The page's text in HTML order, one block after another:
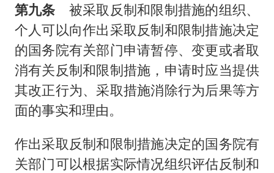
第九条 被采取反制和限制措施的组织、
个人可以向作出采取反制和限制措施决定
的国务院有关部门申请暂停、变更或者取
消有关反制和限制措施，申请时应当提供
其改正行为、采取措施消除行为后果等方
面的事实和理由。
作出采取反制和限制措施决定的国务院有
关部门可以根据实际情况组织评估反制和